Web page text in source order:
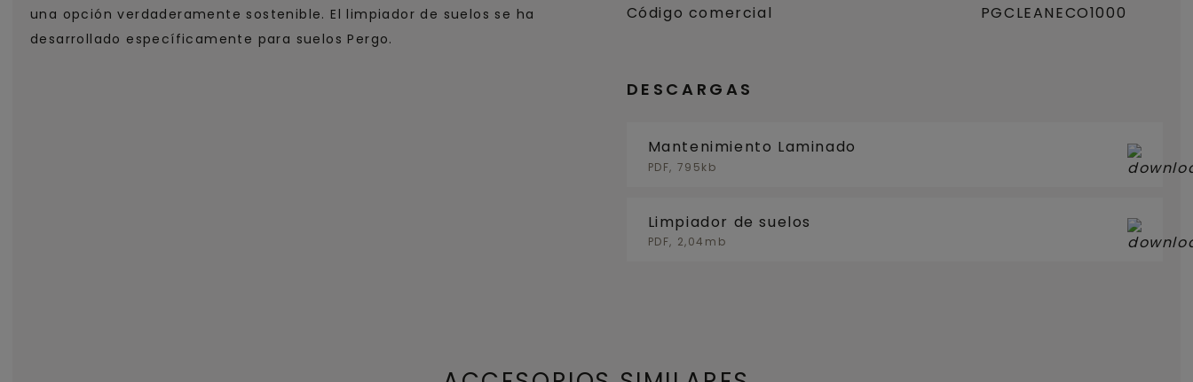
una opción verdaderamente sostenible. El limpiador de suelos se ha
desarrollado específicamente para suelos Pergo.
Código comercial
PGCLEANECO1000
DESCARGAS
Mantenimiento Laminado
PDF, 795kb
Limpiador de suelos
PDF, 2,04mb